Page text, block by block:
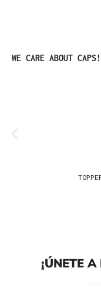
Omitir la galería de
WE CARE ABOUT CAPS!
¡ÚNETE